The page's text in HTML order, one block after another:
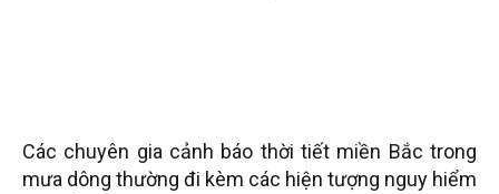
Các chuyên gia cảnh báo thời tiết miền Bắc trong
mưa dông thường đi kèm các hiện tượng nguy hiểm